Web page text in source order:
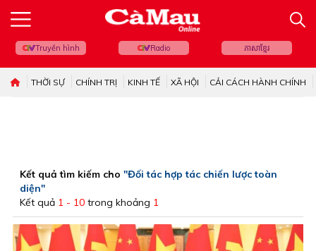
Truyền hình Radio ភាសាខ្មែរ
THỜI SỰ CHÍNH TRỊ KINH TẾ XÃ HỘI CẢI CÁCH HÀNH CHÍNH
Kết quả tìm kiếm cho "Đối tác hợp tác chiến lược toàn
diện"
Kết quả 1 - 10 trong khoảng 1